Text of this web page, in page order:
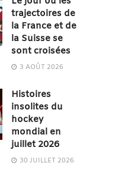
trajectoires de
la France et de
la Suisse se
sont croisées
3 AOÛT 2026
Histoires
insolites du
hockey
mondial en
juillet 2026
30 JUILLET 2026